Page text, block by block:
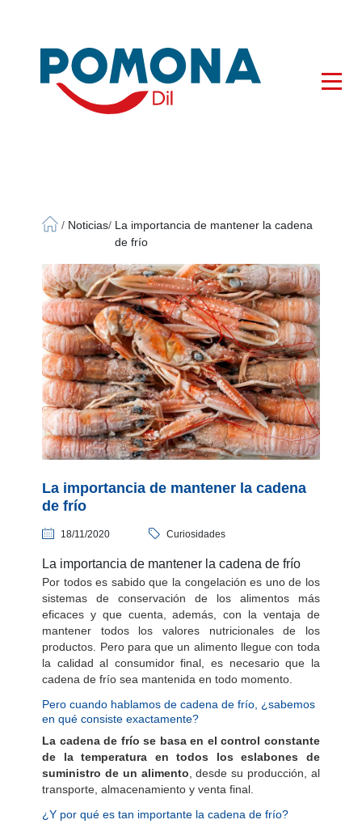
/ Noticias/ La importancia de mantener la cadena
de frío
La importancia de mantener la cadena
de frío
18/11/2020 Curiosidades
La importancia de mantener la cadena de frío
Por todos es sabido que la congelación es uno de los
sistemas de conservación de los alimentos más
eficaces y que cuenta, además, con la ventaja de
mantener todos los valores nutricionales de los
productos. Pero para que un alimento llegue con toda
la calidad al consumidor final, es necesario que la
cadena de frío sea mantenida en todo momento.
Pero cuando hablamos de cadena de frío, ¿sabemos
en qué consiste exactamente?
La cadena de frío se basa en el control constante
de la temperatura en todos los eslabones de
suministro de un alimento , desde su producción, al
transporte, almacenamiento y venta final.
¿Y por qué es tan importante la cadena de frío?